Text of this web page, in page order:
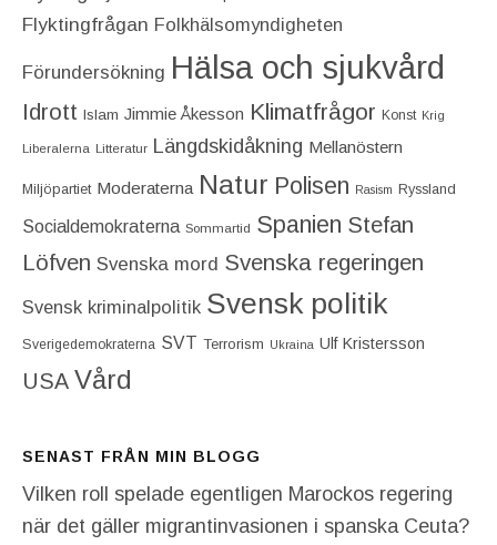
Flyktingfrågan Folkhälsomyndigheten
Förundersökning Hälsa och sjukvård
Idrott Islam Jimmie Åkesson Klimatfrågor Konst Krig
Liberalerna Litteratur Längdskidåkning Mellanöstern
Miljöpartiet Moderaterna Natur Polisen Rasism Ryssland
Socialdemokraterna Sommartid Spanien Stefan
Löfven Svenska mord Svenska regeringen
Svensk kriminalpolitik Svensk politik
Sverigedemokraterna SVT Terrorism Ukraina Ulf Kristersson
USA Vård
SENAST FRÅN MIN BLOGG
Vilken roll spelade egentligen Marockos regering
när det gäller migrantinvasionen i spanska Ceuta?